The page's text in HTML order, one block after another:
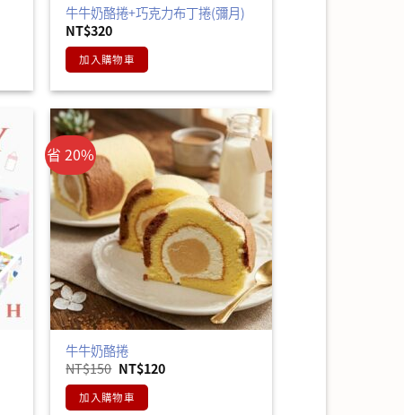
牛牛奶酪捲+巧克力布丁捲(彌月)
NT$320
加入購物車
省 20%
牛牛奶酪捲
NT$150 原
始
價
格：
NT$120目
加入購物車